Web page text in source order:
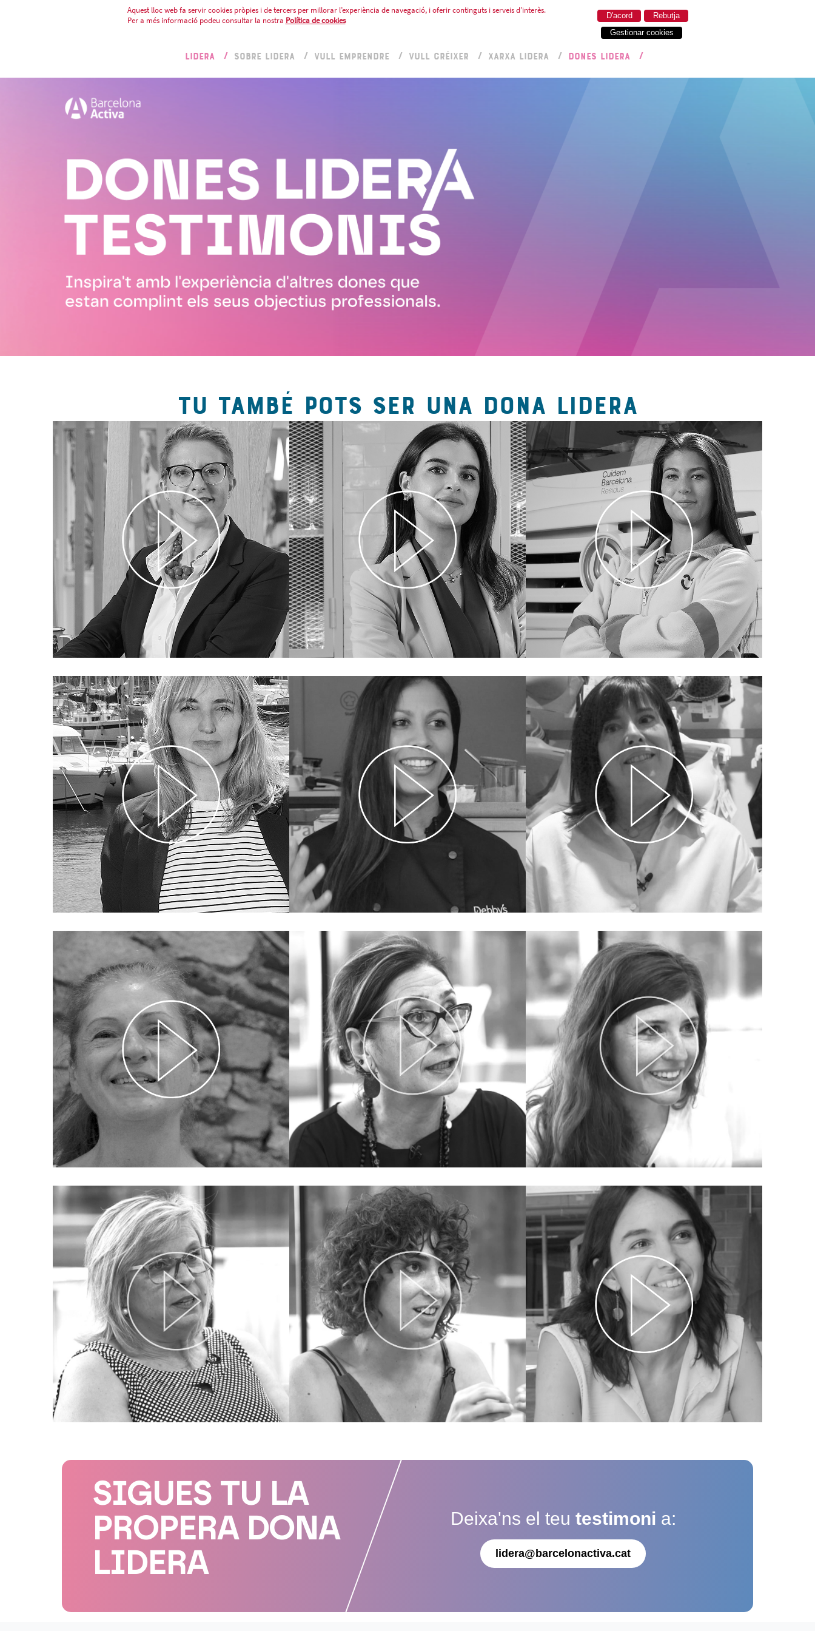
Aquest lloc web fa servir cookies pròpies i de tercers per millorar l’experiència de navegació, i oferir continguts i serveis d’interès.
Per a més informació podeu consultar la nostra Política de cookies Rebutja
D'acord
Gestionar cookies
LIDERA SOBRE LIDERA VULL EMPRENDRE VULL CRÉIXER XARXA LIDERA DONES LIDERA
TU TAMBÉ POTS SER UNA DONA LIDERA
SIGUES TU LA
PROPERA DONA
LIDERA
Deixa'ns el teu testimoni a:
lidera@barcelonactiva.cat